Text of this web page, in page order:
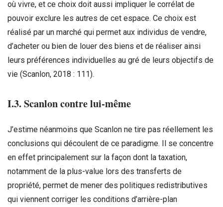
où vivre, et ce choix doit aussi impliquer le corrélat de
pouvoir exclure les autres de cet espace. Ce choix est
réalisé par un marché qui permet aux individus de vendre,
d’acheter ou bien de louer des biens et de réaliser ainsi
leurs préférences individuelles au gré de leurs objectifs de
vie (Scanlon, 2018 : 111).
I.3. Scanlon contre lui-même
J’estime néanmoins que Scanlon ne tire pas réellement les
conclusions qui découlent de ce paradigme. Il se concentre
en effet principalement sur la façon dont la taxation,
notamment de la plus-value lors des transferts de
propriété, permet de mener des politiques redistributives
qui viennent corriger les conditions d’arrière-plan